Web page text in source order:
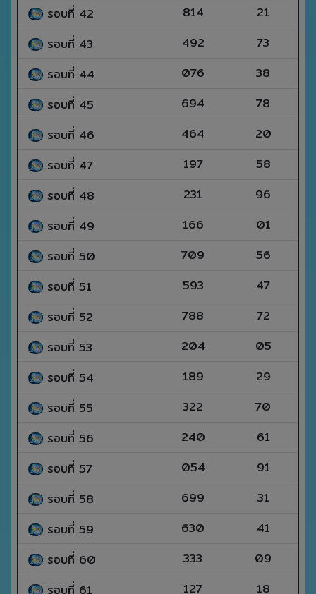
รอบที่ 42
814
21
รอบที่ 43
492
73
รอบที่ 44
076
38
รอบที่ 45
694
78
รอบที่ 46
464
20
รอบที่ 47
197
58
รอบที่ 48
231
96
รอบที่ 49
166
01
รอบที่ 50
709
56
รอบที่ 51
593
47
รอบที่ 52
788
72
รอบที่ 53
204
05
รอบที่ 54
189
29
รอบที่ 55
322
70
รอบที่ 56
240
61
รอบที่ 57
054
91
รอบที่ 58
699
31
รอบที่ 59
630
41
รอบที่ 60
333
09
รอบที่ 61
127 18